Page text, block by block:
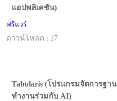
แอปพลิเคชัน)
ฟรีแวร์
ดาวน์โหลด : 17
Tabularis (โปรแกรมจัดการฐา
ทำงานร่วมกับ AI)